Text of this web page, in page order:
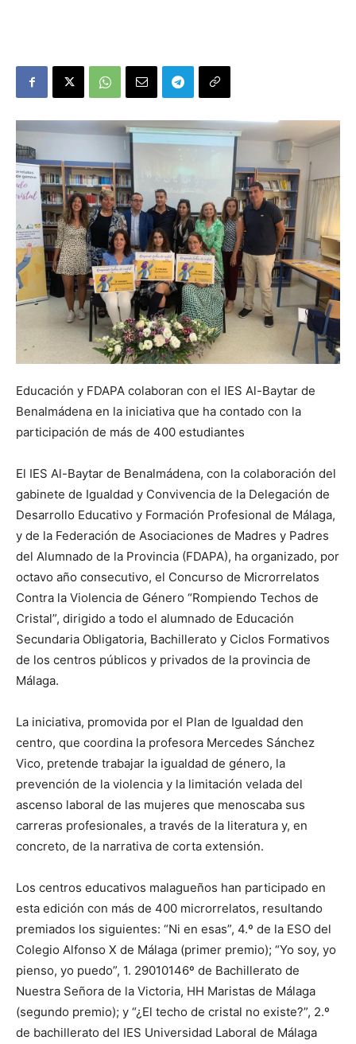
Educación y FDAPA colaboran con el IES Al-Baytar de
Benalmádena en la iniciativa que ha contado con la
participación de más de 400 estudiantes
El IES Al-Baytar de Benalmádena, con la colaboración del
gabinete de Igualdad y Convivencia de la Delegación de
Desarrollo Educativo y Formación Profesional de Málaga,
y de la Federación de Asociaciones de Madres y Padres
del Alumnado de la Provincia (FDAPA), ha organizado, por
octavo año consecutivo, el Concurso de Microrrelatos
Contra la Violencia de Género “Rompiendo Techos de
Cristal”, dirigido a todo el alumnado de Educación
Secundaria Obligatoria, Bachillerato y Ciclos Formativos
de los centros públicos y privados de la provincia de
Málaga.
La iniciativa, promovida por el Plan de Igualdad den
centro, que coordina la profesora Mercedes Sánchez
Vico, pretende trabajar la igualdad de género, la
prevención de la violencia y la limitación velada del
ascenso laboral de las mujeres que menoscaba sus
carreras profesionales, a través de la literatura y, en
concreto, de la narrativa de corta extensión.
Los centros educativos malagueños han participado en
esta edición con más de 400 microrrelatos, resultando
premiados los siguientes: “Ni en esas”, 4.º de la ESO del
Colegio Alfonso X de Málaga (primer premio); “Yo soy, yo
pienso, yo puedo”, 1. 29010146º de Bachillerato de
Nuestra Señora de la Victoria, HH Maristas de Málaga
(segundo premio); y “¿El techo de cristal no existe?”, 2.º
de bachillerato del IES Universidad Laboral de Málaga